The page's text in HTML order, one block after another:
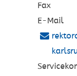
Fax
E-Mail